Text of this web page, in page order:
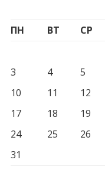
ПН ВТ СР
3
4 5
10
11 12
17
18 19
24
25 26
31